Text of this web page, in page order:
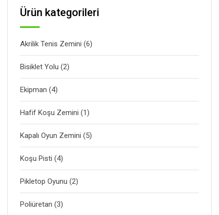
Ürün kategorileri
Akrilik Tenis Zemini (6)
Bisiklet Yolu (2)
Ekipman (4)
Hafif Koşu Zemini (1)
Kapalı Oyun Zemini (5)
Koşu Pisti (4)
Pikletop Oyunu (2)
Poliüretan (3)